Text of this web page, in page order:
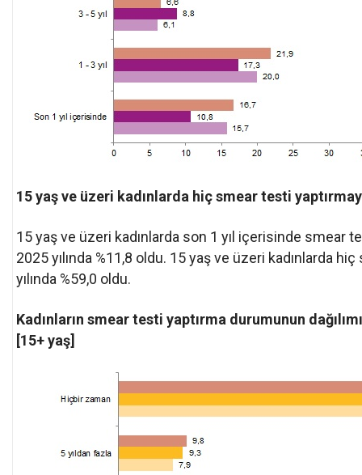
15 yaş ve üzeri kadınlarda hiç smear testi
15 yaş ve üzeri kadınlarda son 1 yıl içerisinde smear
2025 yılında %11,8 oldu. 15 yaş ve üzeri kadınlarda
yılında %59,0 oldu.
Kadınların smear testi yaptırma durumunun
[15+ yaş]